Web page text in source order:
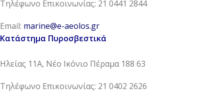
Τηλέφωνο Επικοινωνίας: 21 0441 2844
Email: marine@e-aeolos.gr
Κατάστημα Πυροσβεστικά
Ηλείας 11Α, Νέο Ικόνιο Πέραμα 188 63
Τηλέφωνο Επικοινωνίας: 21 0402 2626